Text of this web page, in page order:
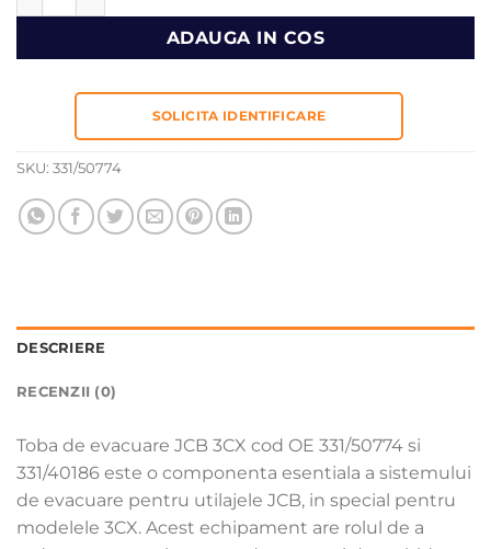
ADAUGA IN COS
SOLICITA IDENTIFICARE
SKU: 331/50774
DESCRIERE
RECENZII (0)
Toba de evacuare JCB 3CX cod OE 331/50774 si
331/40186 este o componenta esentiala a sistemului
de evacuare pentru utilajele JCB, in special pentru
modelele 3CX. Acest echipament are rolul de a